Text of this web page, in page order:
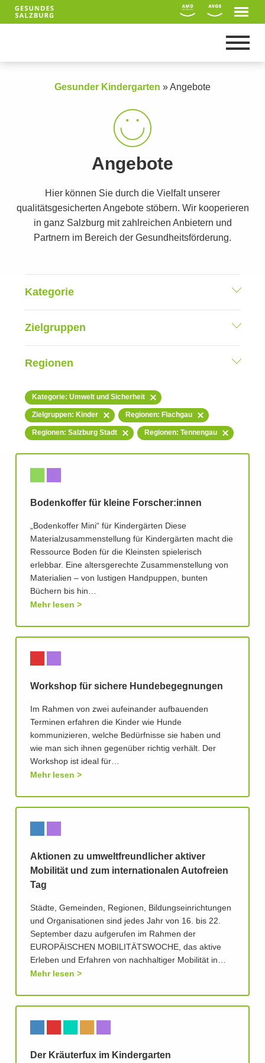
Suche
Gesunder Kindergarten »Angebote
Angebote
Hier können Sie durch die Vielfalt unserer
qualitätsgesicherten Angebote stöbern. Wir kooperieren
in ganz Salzburg mit zahlreichen Anbietern und
Partnern im Bereich der Gesundheitsförderung.
Kategorie
Zielgruppen
Regionen
Kategorie: Umwelt und Sicherheit
Zielgruppen: Kinder Regionen: Flachgau
Regionen: Salzburg Stadt Regionen: Tennengau
Bodenkoffer für kleine Forscher:innen
„Bodenkoffer Mini“ für Kindergärten Diese
Materialzusammenstellung für Kindergärten macht die
Ressource Boden für die Kleinsten spielerisch
erlebbar. Eine altersgerechte Zusammenstellung von
Materialien – von lustigen Handpuppen, bunten
Büchern bis hin…
Mehr lesen
Workshop für sichere Hundebegegnungen
Im Rahmen von zwei aufeinander aufbauenden
Terminen erfahren die Kinder wie Hunde
kommunizieren, welche Bedürfnisse sie haben und
wie man sich ihnen gegenüber richtig verhält. Der
Workshop ist ideal für…
Mehr lesen
Aktionen zu umweltfreundlicher aktiver
Mobilität und zum internationalen Autofreien
Tag
Städte, Gemeinden, Regionen, Bildungseinrichtungen
und Organisationen sind jedes Jahr von 16. bis 22.
September dazu aufgerufen im Rahmen der
EUROPÄISCHEN MOBILITÄTSWOCHE, das aktive
Erleben und Erfahren von nachhaltiger Mobilität in…
Mehr lesen
Der Kräuterfux im Kindergarten